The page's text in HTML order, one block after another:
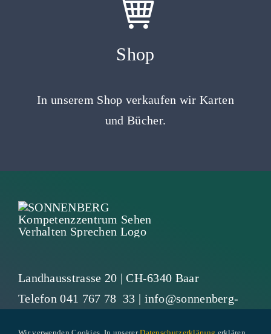
Shop
In unserem Shop verkaufen wir Karten
und Bücher.
Landhausstrasse 20 | CH-6340 Baar
Telefon041 767 78 33 | info@sonnenberg-